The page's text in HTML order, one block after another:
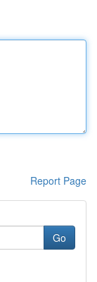
Report Page
Go